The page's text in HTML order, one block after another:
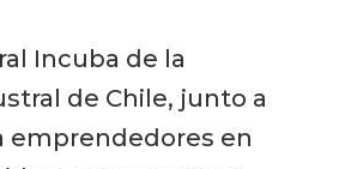
Incuba de la
de Chile, junto a
emprendedores en